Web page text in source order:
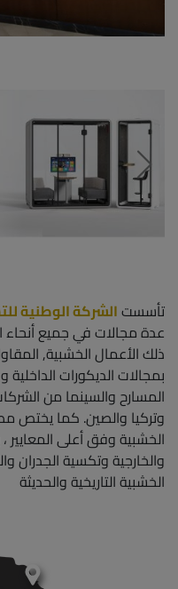
تأسست الشركة الوطنية
عدة مجالات في جميع
ذلك الأعمال الخشبية,
بمجالات الديكورات الداخلية
المسارح والسينما من
الخشبية التاريخية والحديثة
الدمام